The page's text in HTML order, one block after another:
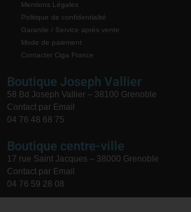
Mentions Légales
Politique de confidentialité
Garantie / Service après vente
Mode de paiement
Contacter Ciga France
Boutique Joseph Vallier
58 Bd Joseph Vallier – 38100 Grenoble
Contact par Email
04 76 48 68 75
Boutique centre-ville
17 rue Saint Jacques – 38000 Grenoble
Contact par Email
04 76 59 28 08